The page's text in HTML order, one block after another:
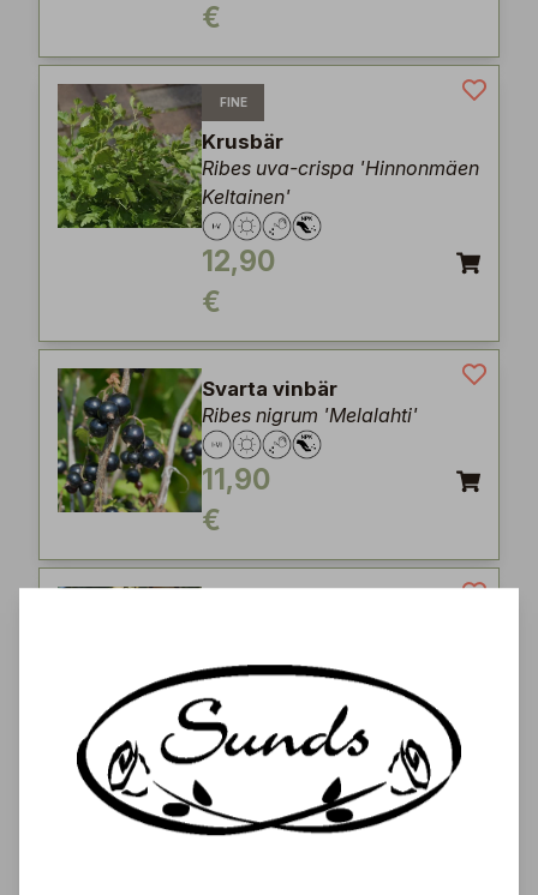
€
FINE
Krusbär
Ribes uva-crispa 'Hinnonmäen
Keltainen'
12,90
€
Svarta vinbär
Ribes nigrum 'Melalahti'
11,90
€
Hollantilainen'
12,90
€